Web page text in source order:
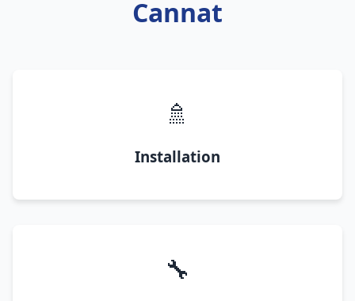
Cannat
🚿
Installation
🔧